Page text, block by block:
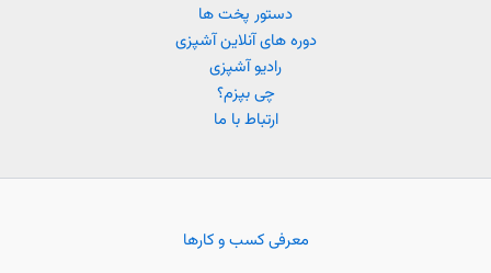
دستور پخت ها
دوره های آنلاین آشپزی
رادیو آشپزی
چی بپزم؟
ارتباط با ما
معرفی کسب و کارها